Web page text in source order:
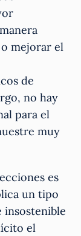
mejorar el
de
no hay
para el
muy
es
un tipo
insostenible
el